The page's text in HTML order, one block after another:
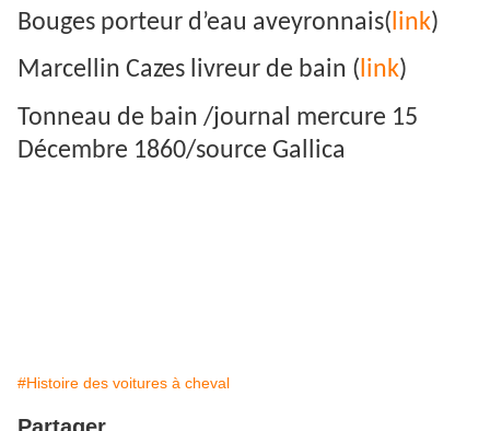
Bouges porteur d’eau aveyronnais(link)
Marcellin Cazes livreur de bain (link)
Tonneau de bain /journal mercure 15
Décembre 1860/source Gallica
#Histoire des voitures à cheval